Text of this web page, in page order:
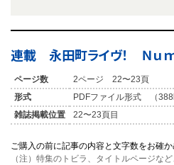
連載 永田町ライヴ！ Ｎｕｍ
ページ数
2ページ 22〜23頁
形式
PDFファイル形式 （
雑誌掲載位置
22〜23頁目
ご購入の前に記事の内容と文字数をお確か
（注）特集のトビラ、タイトルページな